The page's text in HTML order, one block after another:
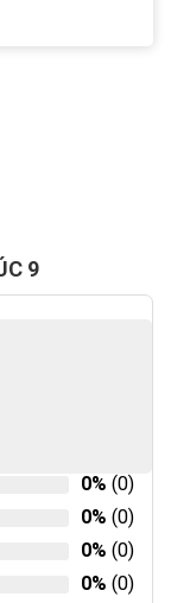
9
0% (0)
0% (0)
0% (0)
0% (0)